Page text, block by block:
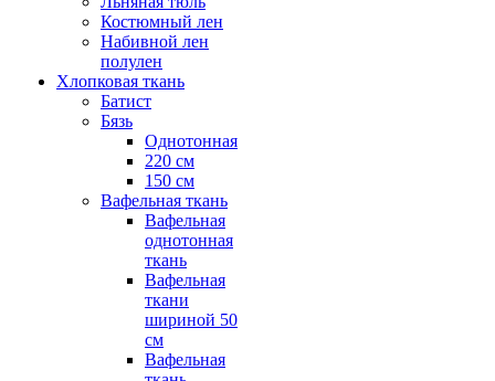
Костюмный лен
Набивной лен
полулен
Хлопковая ткань
Батист
Бязь
Однотонная
220 см
150 см
Вафельная ткань
Вафельная
однотонная
ткань
Вафельная
ткани
шириной 50
см
Вафельная